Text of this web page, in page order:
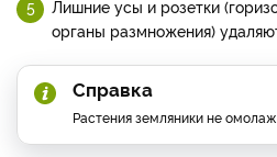
Лишние усы и розетки
органы размножения)
Справка
Растения земляники не